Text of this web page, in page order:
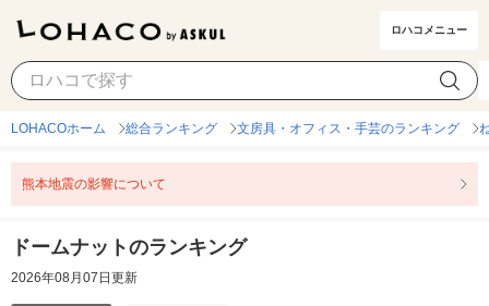
ロハコメニュー
ドームナット カテゴリ選択
LOHACOホーム 総合ランキング 文房具・オフィス・手芸のランキング
熊本地震の影響について
ドームナットのランキング
2026年08月07日更新